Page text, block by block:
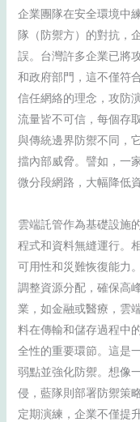
企業團隊在安全環境中
隊（防禦方）的對抗，
誤。台灣許多企業已將
和政府部門，這不僅符
信任網絡的理念，攻防
流量皆不可信，每個存
與傳統邊界防禦不同，
擋內部威脅。譬如，一
微分段網路，大幅降低
雲端託管作為基礎設施
程式和資料無縫運行。
可用性和災難恢復能力
調整資源分配，確保高
業，如金融或醫療，雲
料在傳輸和儲存過程中
全性的重要環節。這是
弱點並強化防禦。想像
侵，藍隊則部署防禦策
定期演練，企業不僅提